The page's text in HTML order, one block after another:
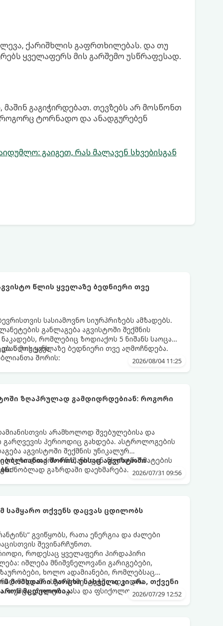
ქარიშხლის გაფრთხილებას. და თუ
ყველაფერს მის გარშემო უსწრაფესად.
მაშინ გაგიჭირდებათ. თევზებს არ მოსწონთ
ტორნადო და ანადგურებენ
გაიგეთ, რას მალავენ სხვებისგან
წლის ყველაზე ბედნიერი თვე
სასიამოვნო სიურპრიზებს ამზადებს.
განლაგება აგვისტოში შექმნის
რომლებიც ზოდიაქოს 5 ნიშანს საოცარ
მოუტანს.
წლის ყველაზე ბედნიერი თვე აღმოჩნდება.
შორის:
2026/08/04 11:25
ზღაპრულად გამდიდრდებიან: როგორი
არამხოლოდ შვებულებისა და
გარღვევის პერიოდიც გახდება. ასტროლოგების
აგვისტოში შექმნის უნიკალურ
ზოდიაქოს 4 ნიშანს ფინანსური წარმატების
გაზრდაში დაეხმარება.
შორის, ვისაც აგვისტოში
2026/07/31 09:56
სამყარო თქვენს დაცვას ცდილობს
გვიწყობს, რათა ენერგია და ძალები
შევინარჩუნოთ.
როდესაც ყველაფერი პირდაპირი
იშლება მნიშვნელოვანი გარიგებები,
ხოლო ადამიანები, რომლებსაც
მიდიან. ასეთ მომენტებში ადვილია
თუმცა ეზოთერიკასა და ფსიქოლოგიაში ეს
მომხდარი მარცხი სასჯელი კი არა, თქვენი
მცდელობაა:
2026/07/29 12:52